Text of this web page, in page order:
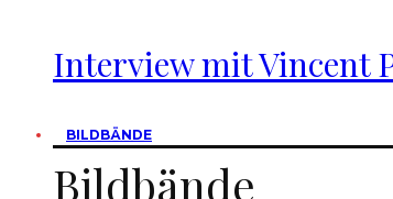
Interview mit Vincent
BILDBÄNDE
Bildbände